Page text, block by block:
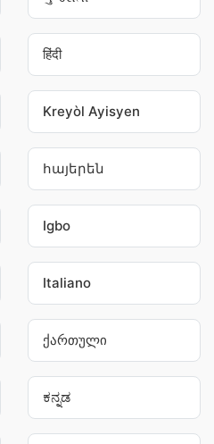
हिंदी
Kreyòl Ayisyen
հայերեն
Igbo
Italiano
ქართული
ಕನ್ನಡ